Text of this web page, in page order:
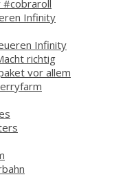
Infinity